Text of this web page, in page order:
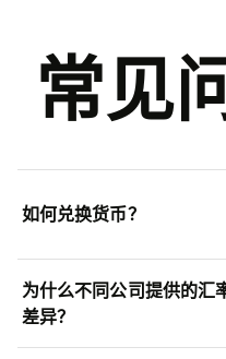
常见
如何兑换货币？
为什么不同公司提供的汇
差异？